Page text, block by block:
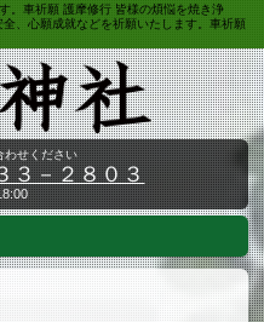
。車祈願 護摩修行 皆様の煩悩を焼き浄
、心願成就などを祈願いたします。車祈願
わせください
３－２８０３